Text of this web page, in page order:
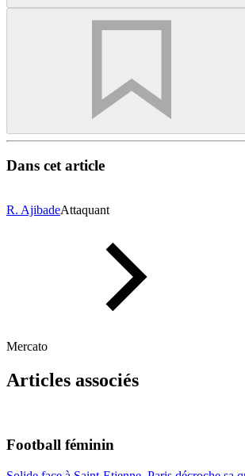
Dans cet article
R. AjibadeAttaquant
Mercato
Articles associés
Football féminin